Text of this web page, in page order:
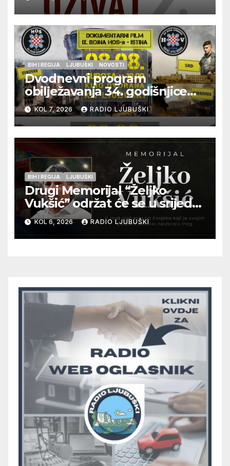
glazbu
BIH I REGIJA LJUBUŠKI NOVOSTI
Dvodnevni program
obilježavanja 34. godišnjice
pogibije generala Blaža
Kraljevića i osmorice
pripadnika HOS-a
KOL 7, 2026 RADIO LJUBUŠKI
BIH I REGIJA LJUBUŠKI
Drugi Memorijal “Željko
Vukšić” održat će se u srijedu
12. kolovoza u Otoku
KOL 6, 2026 RADIO LJUBUŠKI